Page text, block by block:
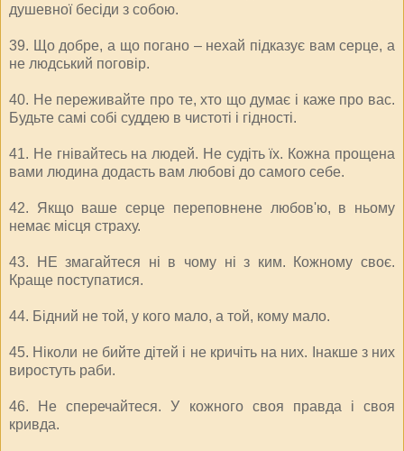
душевної бесіди з собою.
39. Що добре, а що погано – нехай підказує вам серце, а
не людський поговір.
40. Не переживайте про те, хто що думає і каже про вас.
Будьте самі собі суддею в чистоті і гідності.
41. Не гнівайтесь на людей. Не судіть їх. Кожна прощена
вами людина додасть вам любові до самого себе.
42. Якщо ваше серце переповнене любов'ю, в ньому
немає місця страху.
43. НЕ змагайтеся ні в чому ні з ким. Кожному своє.
Краще поступатися.
44. Бідний не той, у кого мало, а той, кому мало.
45. Ніколи не бийте дітей і не кричіть на них. Інакше з них
виростуть раби.
46. Не сперечайтеся. У кожного своя правда і своя
кривда.